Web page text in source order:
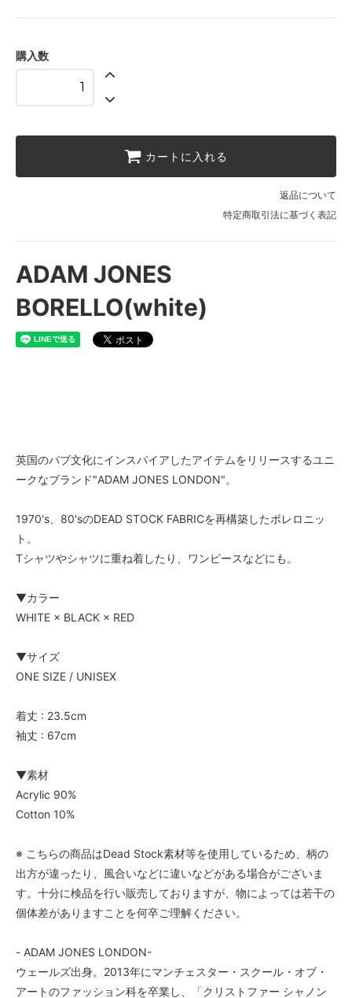
購入数
カートに入れる
返品について
特定商取引法に基づく表記
ADAM JONES
BORELLO(white)
英国のパブ文化にインスパイアしたアイテムをリリースするユニ
ークなブランド"ADAM JONES LONDON"。
1970's、80'sのDEAD STOCK FABRICを再構築したボレロニッ
ト。
Tシャツやシャツに重ね着したり、ワンピースなどにも。
▼カラー
WHITE × BLACK × RED
▼サイズ
ONE SIZE / UNISEX
着丈 : 23.5cm
袖丈 : 67cm
▼素材
Acrylic 90%
Cotton 10%
※ こちらの商品はDead Stock素材等を使用しているため、柄の
出方が違ったり、風合いなどに違いなどがある場合がございま
す。十分に検品を行い販売しておりますが、物によっては若干の
個体差がありますことを何卒ご理解ください。
- ADAM JONES LONDON-
ウェールズ出身。2013年にマンチェスター・スクール・オブ・
アートのファッション科を卒業し、「クリストファー シャノン